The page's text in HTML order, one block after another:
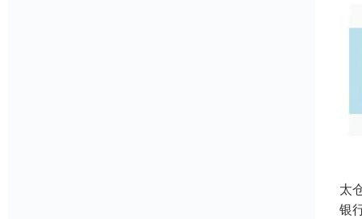
太
银